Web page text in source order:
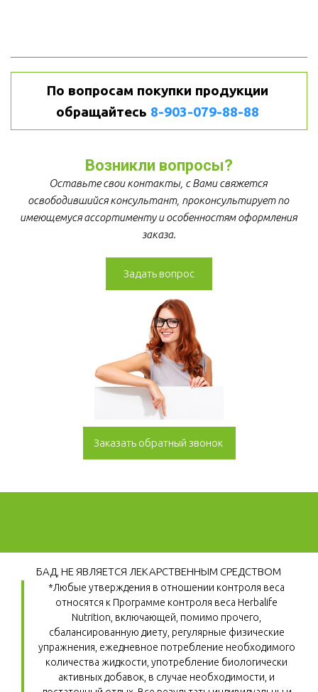
По вопросам покупки продукции
обращайтесь 8-903-079-88-88
Возникли вопросы?
Оставьте свои контакты, с Вами свяжется
освободившийся консультант, проконсультирует по
имеющемуся ассортименту и особенностям оформления
заказа.
Задать вопрос
Заказать обратный звонок
БАД, НЕ ЯВЛЯЕТСЯ ЛЕКАРСТВЕННЫМ СРЕДСТВОМ
*Любые утверждения в отношении контроля веса
относятся к Программе контроля веса Herbalife
Nutrition, включающей, помимо прочего,
сбалансированную диету, регулярные физические
упражнения, ежедневное потребление необходимого
количества жидкости, употребление биологически
активных добавок, в случае необходимости, и